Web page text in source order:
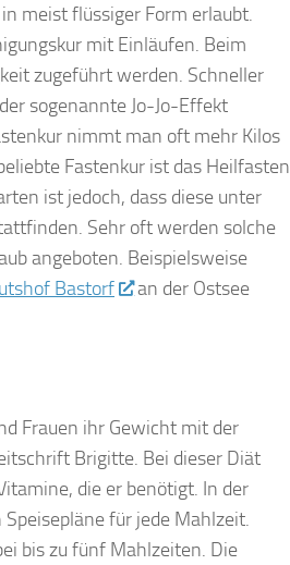
meist flüssiger Form erlaubt.
mit Einläufen. Beim
zugeführt werden. Schneller
sogenannte Jo-Jo-Effekt
nimmt man oft mehr Kilos
Fastenkur ist das Heilfasten
ist jedoch, dass diese unter
Sehr oft werden solche
angeboten. Beispielsweise
Bastorf
an der Ostsee
Frauen ihr Gewicht mit der
Brigitte. Bei dieser Diät
die er benötigt. In der
für jede Mahlzeit.
bis zu fünf Mahlzeiten. Die